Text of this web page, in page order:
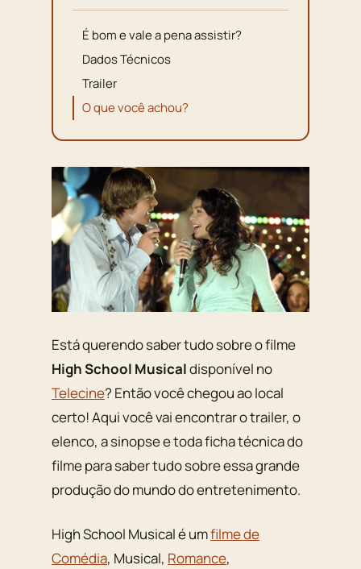
É bom e vale a pena assistir?
Dados Técnicos
Trailer
O que você achou?
Está querendo saber tudo sobre o filme
High School Musicaldisponível no
Telecine? Então você chegou ao local
certo! Aqui você vai encontrar o trailer, o
elenco, a sinopse e toda ficha técnica do
filme para saber tudo sobre essa grande
produção do mundo do entretenimento.
High School Musical é umfilme de
Comédia, Musical, Romance,